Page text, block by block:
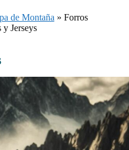
de Montaña » Forros
y Jerseys